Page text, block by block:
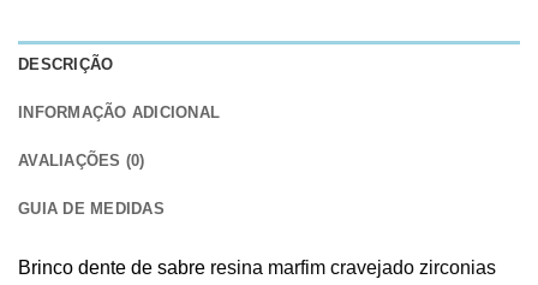
DESCRIÇÃO
INFORMAÇÃO ADICIONAL
AVALIAÇÕES (0)
GUIA DE MEDIDAS
Brinco dente de sabre resina marfim cravejado zirconias